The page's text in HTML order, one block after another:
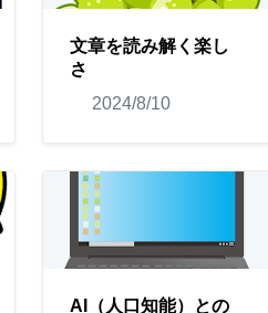
文章を読み解く楽し
さ
2024/8/10
AI（人口知能）との